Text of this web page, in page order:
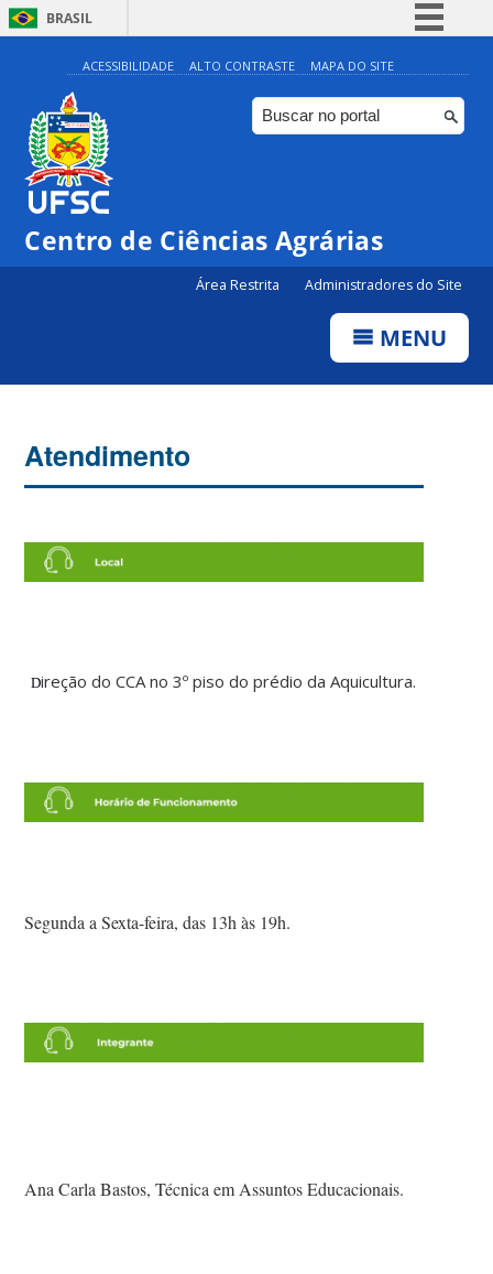
BRASIL
Simplifique!
Comunica BR
Participe
Canais
ACESSIBILIDADE ALTO CONTRASTE MAPA DO SITE
Centro de Ciências Agrárias
Área Restrita Administradores do Site
MENU
Atendimento
Direção do CCA no 3º piso do prédio da Aquicultura.
Segunda a Sexta-feira, das 13h às 19h.
Ana Carla Bastos, Técnica em Assuntos Educacionais.